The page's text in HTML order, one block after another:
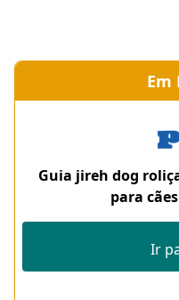
Em
Guia jireh dog
para
Ir